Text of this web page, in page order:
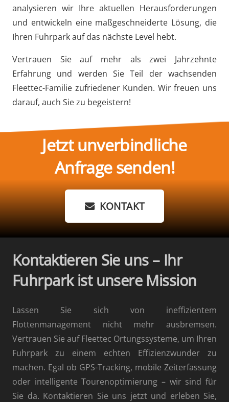
analysieren wir Ihre aktuellen Herausforderungen
und entwickeln eine maßgeschneiderte Lösung, die
Ihren Fuhrpark auf das nächste Level hebt.
Vertrauen Sie auf mehr als zwei Jahrzehnte
Erfahrung und werden Sie Teil der wachsenden
Fleettec-Familie zufriedener Kunden. Wir freuen uns
darauf, auch Sie zu begeistern!
Jetzt unverbindliche
Anfrage senden!
KONTAKT
Kontaktieren Sie uns – Ihr
Fuhrpark ist unsere Mission
Lassen Sie sich von ineffizientem
Flottenmanagement nicht mehr ausbremsen.
Vertrauen Sie auf Fleettec Ortungssysteme, um Ihren
Fuhrpark zu einem echten Effizienzwunder zu
machen. Egal ob GPS-Tracking, mobile Zeiterfassung
oder intelligente Tourenoptimierung – wir sind für
Sie da. Kontaktieren Sie uns jetzt und erleben Sie,